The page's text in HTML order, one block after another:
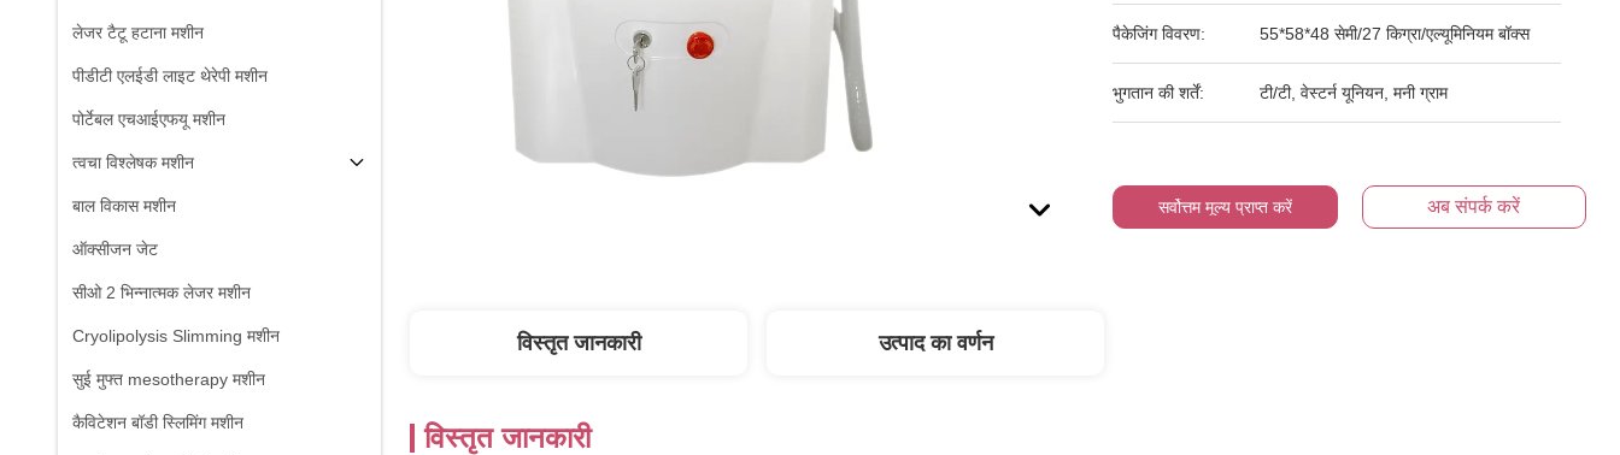
लेजर टैटू हटाना मशीन
पीडीटी एलईडी लाइट थेरेपी मशीन
पोर्टेबल एचआईएफयू मशीन
त्वचा विश्लेषक मशीन
बाल विकास मशीन
ऑक्सीजन जेट
सीओ 2 भिन्नात्मक लेजर मशीन
Cryolipolysis Slimming मशीन
सुई मुफ्त mesotherapy मशीन
कैविटेशन बॉडी स्लिमिंग मशीन
पैकेजिंग विवरण: 55*58*48 सेमी/27 किग्रा/एल्यूमिनियम बॉक्स
भुगतान की शर्तें: टी/टी, वेस्टर्न यूनियन, मनी ग्राम
सर्वोत्तम मूल्य प्राप्त करें अब संपर्क करें
विस्तृत जानकारी उत्पाद का वर्णन
विस्तृत जानकारी